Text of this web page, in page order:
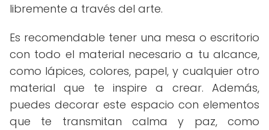
libremente a través del arte.
Es recomendable tener una mesa o escritorio
con todo el material necesario a tu alcance,
como lápices, colores, papel, y cualquier otro
material que te inspire a crear. Además,
puedes decorar este espacio con elementos
que te transmitan calma y paz, como